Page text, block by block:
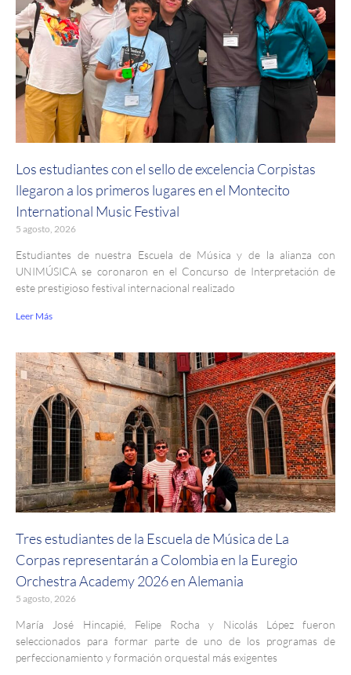
Los estudiantes con el sello de excelencia Corpistas
llegaron a los primeros lugares en el Montecito
International Music Festival
5 agosto, 2026
Estudiantes de nuestra Escuela de Música y de la alianza con
UNIMÚSICA se coronaron en el Concurso de Interpretación de
este prestigioso festival internacional realizado
Leer Más
Tres estudiantes de la Escuela de Música de La
Corpas representarán a Colombia en la Euregio
Orchestra Academy 2026 en Alemania
5 agosto, 2026
María José Hincapié, Felipe Rocha y Nicolás López fueron
seleccionados para formar parte de uno de los programas de
perfeccionamiento y formación orquestal más exigentes